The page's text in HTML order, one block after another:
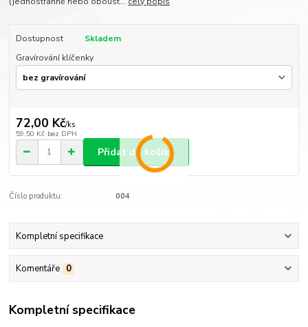
Dostupnost
Skladem
Gravírování klíčenky
72,00 Kč/ks
59,50 Kč bez DPH
Přidat do košíku
Číslo produktu: 004
Kompletní specifikace
Komentáře 0
Kompletní specifikace